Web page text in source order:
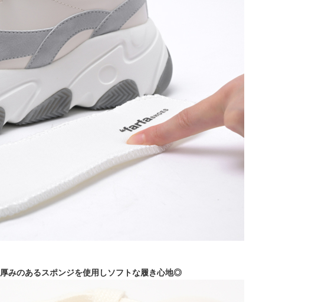
厚みのあるスポンジを使用しソフトな履き心地◎